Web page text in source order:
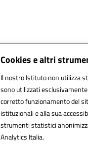
Cookies e altri
Il nostro Istituto non utilizza
sono utilizzati
corretto funzionamento del
istituzionali e alla sua
strumenti statistici
Analytics Italia.